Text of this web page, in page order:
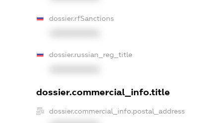
dossier.rfSanctions
dossier.russian_reg_title
dossier.commercial_info.title
dossier.commercial_info.postal_address